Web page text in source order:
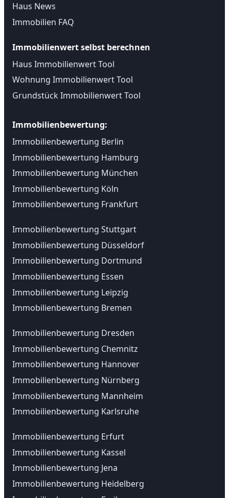
Haus News
Immobilien FAQ
Immobilienwert selbst berechnen
Haus Immobilienwert Tool
Wohnung Immobilienwert Tool
Grundstück Immobilienwert Tool
Immobilienbewertung:
Immobilienbewertung Berlin
Immobilienbewertung Hamburg
Immobilienbewertung München
Immobilienbewertung Köln
Immobilienbewertung Frankfurt
Immobilienbewertung Stuttgart
Immobilienbewertung Düsseldorf
Immobilienbewertung Dortmund
Immobilienbewertung Essen
Immobilienbewertung Leipzig
Immobilienbewertung Bremen
Immobilienbewertung Dresden
Immobilienbewertung Chemnitz
Immobilienbewertung Hannover
Immobilienbewertung Nürnberg
Immobilienbewertung Mannheim
Immobilienbewertung Karlsruhe
Immobilienbewertung Erfurt
Immobilienbewertung Kassel
Immobilienbewertung Jena
Immobilienbewertung Heidelberg